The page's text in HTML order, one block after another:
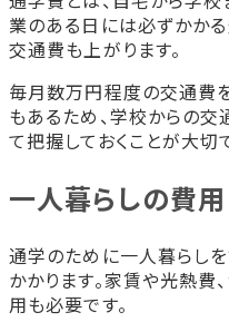
業のある日には必ずかか
交通費も上がります。
毎月数万円程度の交通費
もあるため、学校からの
て把握しておくことが大切
一人暮らしの費用
通学のために一人暮らし
かかります。家賃や光熱費
用も必要です。